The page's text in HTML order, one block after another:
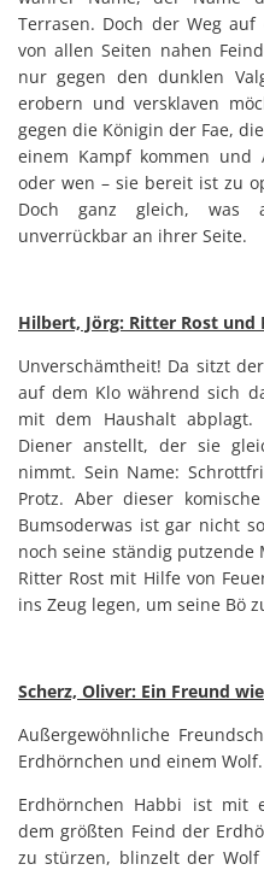
Terrasen. Doch der Weg
von allen Seiten nahen
nur gegen den dunklen
erobern und versklaven
gegen die Königin der Fae,
einem Kampf kommen und
oder wen – sie bereit ist zu
Doch ganz gleich, was
unverrückbar an ihrer Seite.
Hilbert, Jörg: Ritter Rost und
Unverschämtheit! Da sitzt
auf dem Klo während sich
mit dem Haushalt
Diener anstellt, der sie
nimmt. Sein Name:
Protz. Aber dieser
Bumsoderwas ist gar nicht
noch seine ständig
Ritter Rost mit Hilfe von
ins Zeug legen, um seine Bö
Scherz, Oliver: Ein Freund
Außergewöhnliche
Erdhörnchen und einem
Erdhörnchen Habbi ist mit
dem größten Feind der
zu stürzen, blinzelt der